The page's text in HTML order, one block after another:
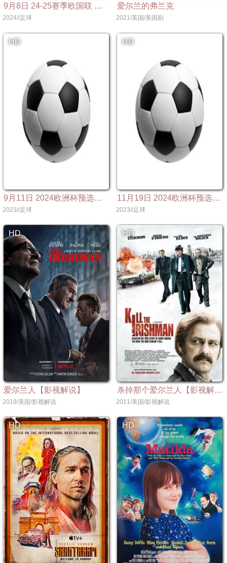
9月8日 24-25赛季欧国联 爱尔兰VS英格兰
2024//足球
爱尔兰的弗兰克
2021/英国/美国剧
HD
9月11日 2024欧洲杯预选赛 爱尔兰VS荷兰
2023//足球
HD
11月19日 2024欧洲杯预选赛 荷兰VS爱尔兰
2023//足球
HD
爱尔兰人【影视解说】
2019/美国/影视解说
HD
杀掉那个爱尔兰人【影视解说】
2011/美国/影视解说
HD HD